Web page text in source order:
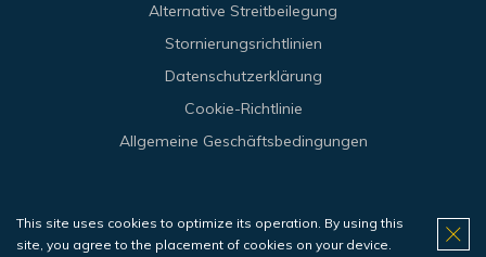
Alternative Streitbeilegung
Stornierungsrichtlinien
Datenschutzerklärung
Cookie-Richtlinie
Allgemeine Geschäftsbedingungen
© 2026 Haliotis.
This site uses cookies to optimize its operation. By using this
site, you agree to the placement of cookies on your device.